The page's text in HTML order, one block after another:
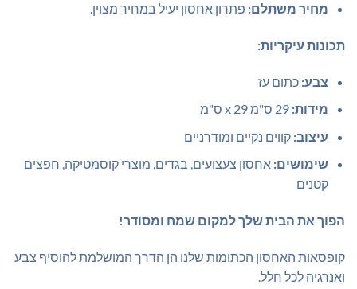
מחיר משתלם: פתרון אחסון יעיל במחיר מצוין.
תכונות עיקריות:
צבע: כתום עז
מידות:
עיצוב: קווים נקיים ומודרניים
שימושים: אחסון צעצועים, בגדים, מוצרי קוסמטיקה, חפצים
קטנים
הפוך את הבית שלך למקום שמח ומסודר!
קופסאות האחסון הכתומות שלנו הן הדרך המושלמת להוסיף צבע
ואנרגיה לכל חלל.